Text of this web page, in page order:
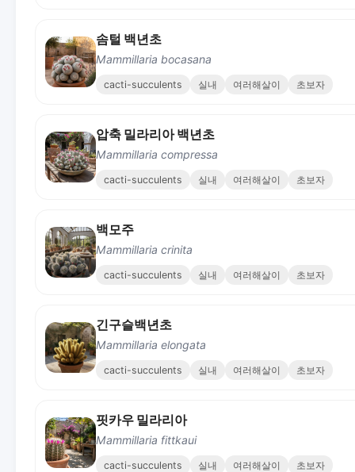
솜털 백년초
Mammillaria bocasana
cacti-succulents 실내 여러해살이 초보자
압축 밀라리아 백년초
Mammillaria compressa
cacti-succulents 실내 여러해살이 초보자
백모주
Mammillaria crinita
cacti-succulents 실내 여러해살이 초보자
긴구슬백년초
Mammillaria elongata
cacti-succulents 실내 여러해살이 초보자
핏카우 밀라리아
Mammillaria fittkaui
cacti-succulents 실내 여러해살이 초보자